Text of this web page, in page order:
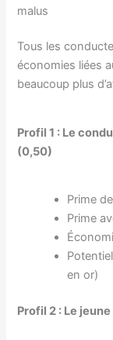
malus
Tous les
économies liées
beaucoup plus
Profil 1 : Le
(0,50)
Prime
Prime
en or)
Profil 2 : Le